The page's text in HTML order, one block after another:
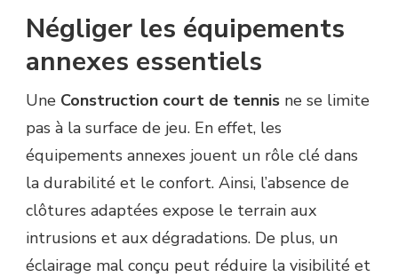
Négliger les équipements
annexes essentiels
Une Construction court de tennis ne se limite
pas à la surface de jeu. En effet, les
équipements annexes jouent un rôle clé dans
la durabilité et le confort. Ainsi, l’absence de
clôtures adaptées expose le terrain aux
intrusions et aux dégradations. De plus, un
éclairage mal conçu peut réduire la visibilité et